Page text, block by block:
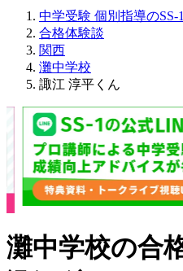
中学受験 個別指導のSS-1
合格体験談
関西
灘中学校
諏江 淳平くん
灘中学校の合